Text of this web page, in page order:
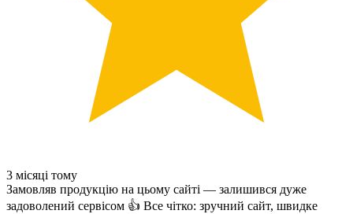
3 місяці тому
Замовляв продукцію на цьому сайті — залишився дуже
задоволений сервісом 👍 Все чітко: зручний сайт, швидке